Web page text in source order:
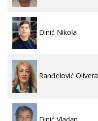
Dinić Nikola
Ranđelović Olivera